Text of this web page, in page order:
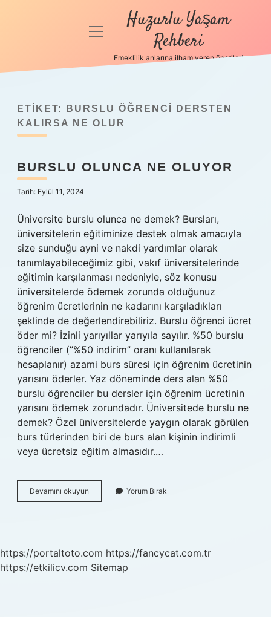
Anasayfa
Politikası
Yasal Uyarı
Hakkımızda
menüyü
Huzurlu Yaşam
Rehberi
Emeklilik anlarına ilham veren öneriler!
ETIKET:
BURSLU ÖĞRENCI DERSTEN
KALIRSA NE OLUR
BURSLU OLUNCA NE OLUYOR
Tarih: Eylül 11, 2024
Üniversite burslu olunca ne demek? Bursları,
üniversitelerin eğitiminize destek olmak amacıyla
size sunduğu ayni ve nakdi yardımlar olarak
tanımlayabileceğimiz gibi, vakıf üniversitelerinde
eğitimin karşılanması nedeniyle, söz konusu
üniversitelerde ödemek zorunda olduğunuz
öğrenim ücretlerinin ne kadarını karşıladıkları
şeklinde de değerlendirebiliriz. Burslu öğrenci ücret
öder mi? İzinli yarıyıllar yarıyıla sayılır. %50 burslu
öğrenciler (”%50 indirim” oranı kullanılarak
hesaplanır) azami burs süresi için öğrenim ücretinin
yarısını öderler. Yaz döneminde ders alan %50
burslu öğrenciler bu dersler için öğrenim ücretinin
yarısını ödemek zorundadır. Üniversitede burslu ne
demek? Özel üniversitelerde yaygın olarak görülen
burs türlerinden biri de burs alan kişinin indirimli
veya ücretsiz eğitim almasıdır.…
Devamını okuyun
Olunca
Yorum Bırak
https://portaltoto.com https://fancycat.com.tr
https://etkilicv.com Sitemap